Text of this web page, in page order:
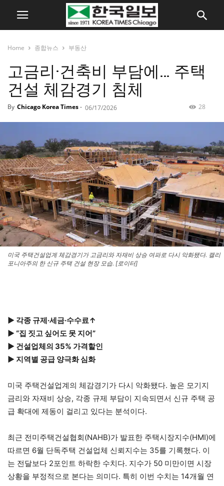
Home 종합뉴스 부동산
고금리·건축비 부담에… 주택
건설 체감경기 침체
By Chicago Korea Times- 06/17/2026 28
미국 주택건설업계 체감경기가 고금리와 자재비 상승 여파로 다시 악화됐다. 캘리
포니아주의 한 신규 주택 건설 현장 모습. [로이터]
▶ 각종 규제·세금·수수료↑
▶ “집 짓고 싶어도 못 지어”
▶ 건설업체의 35% 가격할인
▶ 지역별 공급 양극화 심화
미국 주택건설업계의 체감경기가 다시 악화됐다. 높은 모기지
금리와 자재비 상승, 각종 규제 부담이 지속되면서 신규 주택 공
급 확대에 제동이 걸리고 있다는 분석이다.
최근 전미주택건설협회(NAHB)가 발표한 주택시장지수(HMI)에
따르면 6월 단독주택 건설업체 신뢰지수는 35를 기록했다. 이
는 전달보다 2포인트 하락한 수치다. 지수가 50 미만이면 시장
상황을 부정적으로 본다는 의미다. 특히 이번 수치는 14개월 연